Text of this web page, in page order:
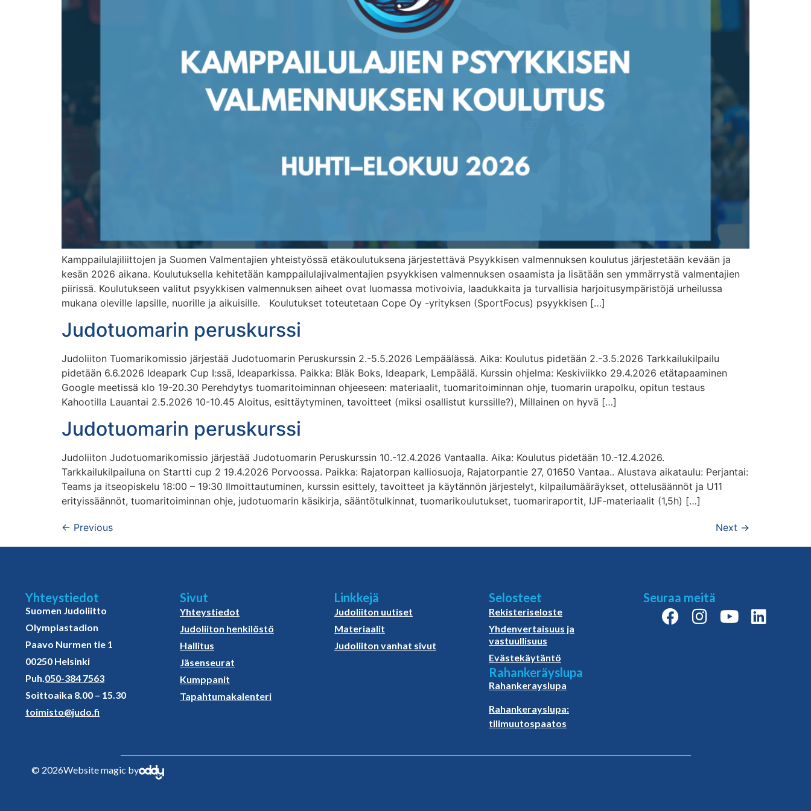
Kamppailulajiliittojen ja Suomen Valmentajien yhteistyössä etäkoulutuksena järjestettävä Psyykkisen valmennuksen koulutus järjestetään kevään ja
kesän 2026 aikana. Koulutuksella kehitetään kamppailulajivalmentajien psyykkisen valmennuksen osaamista ja lisätään sen ymmärrystä valmentajien
piirissä. Koulutukseen valitut psyykkisen valmennuksen aiheet ovat luomassa motivoivia, laadukkaita ja turvallisia harjoitusympäristöjä urheilussa
mukana oleville lapsille, nuorille ja aikuisille. Koulutukset toteutetaan Cope Oy -yrityksen (SportFocus) psyykkisen […]
Judotuomarin peruskurssi
Judoliiton Tuomarikomissio järjestää Judotuomarin Peruskurssin 2.-5.5.2026 Lempäälässä. Aika: Koulutus pidetään 2.-3.5.2026 Tarkkailukilpailu
pidetään 6.6.2026 Ideapark Cup I:ssä, Ideaparkissa. Paikka: Bläk Boks, Ideapark, Lempäälä. Kurssin ohjelma: Keskiviikko 29.4.2026 etätapaaminen
Google meetissä klo 19-20.30 Perehdytys tuomaritoiminnan ohjeeseen: materiaalit, tuomaritoiminnan ohje, tuomarin urapolku, opitun testaus
Kahootilla Lauantai 2.5.2026 10-10.45 Aloitus, esittäytyminen, tavoitteet (miksi osallistut kurssille?), Millainen on hyvä […]
Judotuomarin peruskurssi
Judoliiton Judotuomarikomissio järjestää Judotuomarin Peruskurssin 10.-12.4.2026 Vantaalla. Aika: Koulutus pidetään 10.-12.4.2026.
Tarkkailukilpailuna on Startti cup 2 19.4.2026 Porvoossa. Paikka: Rajatorpan kalliosuoja, Rajatorpantie 27, 01650 Vantaa.. Alustava aikataulu: Perjantai:
Teams ja itseopiskelu 18:00 – 19:30 Ilmoittautuminen, kurssin esittely, tavoitteet ja käytännön järjestelyt, kilpailumääräykset, ottelusäännöt ja U11
erityissäännöt, tuomaritoiminnan ohje, judotuomarin käsikirja, sääntötulkinnat, tuomarikoulutukset, tuomariraportit, IJF-materiaalit (1,5h) […]
← Previous Next →
Yhteystiedot
Suomen Judoliitto
Olympiastadion
Paavo Nurmen tie 1
00250 Helsinki
Puh.050-384 7563
Soittoaika 8.00 – 15.30
toimisto@judo.fi
Sivut
Yhteystiedot
Judoliiton henkilöstö
Hallitus
Jäsenseurat
Kumppanit
Tapahtumakalenteri
Linkkejä
Judoliiton uutiset
Materiaalit
Judoliiton vanhat sivut
Selosteet
Rekisteriseloste
Yhdenvertaisuus ja
vastuullisuus
Evästekäytäntö
Rahankeräyslupa
Rahankerayslupa
Rahankerayslupa:
tilimuutospaatos
Seuraa meitä
© 2026Website magic by